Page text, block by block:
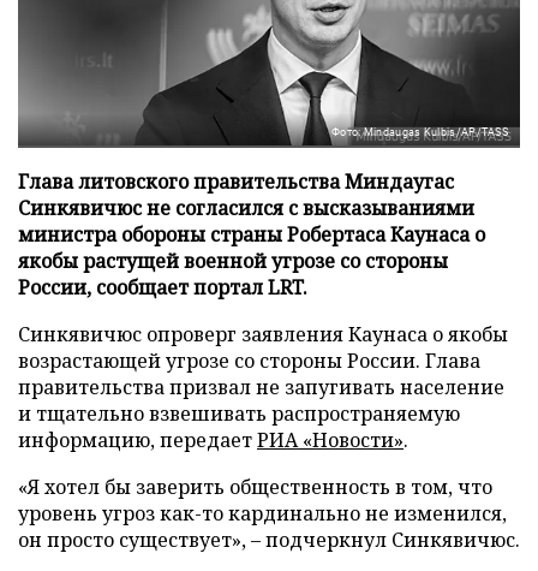
Фото: Mindaugas Kulbis/AP/TASS
Глава литовского правительства Миндаугас
Синкявичюс не согласился с высказываниями
министра обороны страны Робертаса Каунаса о
якобы растущей военной угрозе со стороны
России, сообщает портал LRT.
Синкявичюс опроверг заявления Каунаса о якобы
возрастающей угрозе со стороны России. Глава
правительства призвал не запугивать население
и тщательно взвешивать распространяемую
информацию, передаетРИА «Новости».
«Я хотел бы заверить общественность в том, что
уровень угроз как-то кардинально не изменился,
он просто существует», – подчеркнул Синкявичюс.